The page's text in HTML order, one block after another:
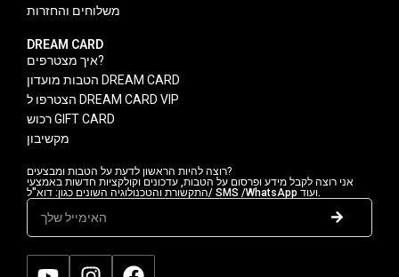
משלוחים והחזרות
DREAM CARD
איך מצטרפים?
הטבות מועדון DREAM CARD
הצטרפו ל DREAM CARD VIP
רכוש GIFT CARD
מקשיבון
רוצה להיות הראשון לדעת על הטבות ומבצעים?
אני רוצה לקבל מידע ופרסום על הטבות, עדכונים וקולקציות חדשות באמצעי
התקשורת והטכנולוגיה השונים כגון: דוא"ל/ SMS /WhatsApp ועוד.